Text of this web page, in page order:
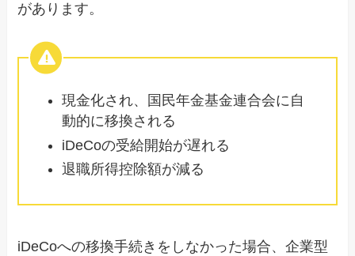
があります。
現金化され、国民年金基金連合会に自
動的に移換される
iDeCoの受給開始が遅れる
退職所得控除額が減る
iDeCoへの移換手続きをしなかった場合、企業型